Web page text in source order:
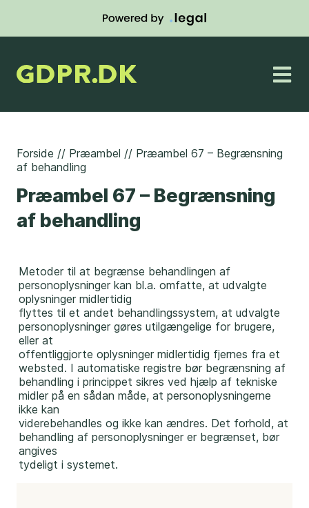
Forside // Præambel // Præambel 67 – Begrænsning
af behandling
Præambel 67 – Begrænsning
af behandling
Metoder til at begrænse behandlingen af
personoplysninger kan bl.a. omfatte, at udvalgte
oplysninger midlertidig
flyttes til et andet behandlingssystem, at udvalgte
personoplysninger gøres utilgængelige for brugere,
eller at
offentliggjorte oplysninger midlertidig fjernes fra et
websted. I automatiske registre bør begrænsning af
behandling i princippet sikres ved hjælp af tekniske
midler på en sådan måde, at personoplysningerne
ikke kan
viderebehandles og ikke kan ændres. Det forhold, at
behandling af personoplysninger er begrænset, bør
angives
tydeligt i systemet.